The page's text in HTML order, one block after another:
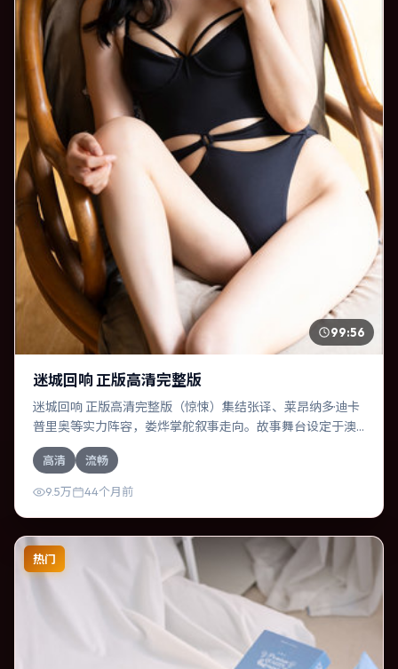
99:56
迷城回响 正版高清完整版
迷城回响 正版高清完整版（惊悚）集结张译、莱昂纳多·迪卡
普里奥等实力阵容，娄烨掌舵叙事走向。故事舞台设定于澳
大利亚，围绕一次意外选择展开连锁反应；配乐与色彩高度
服务于主题，结尾留白耐人寻味。
高清 流畅
9.5万 44个月前
热门